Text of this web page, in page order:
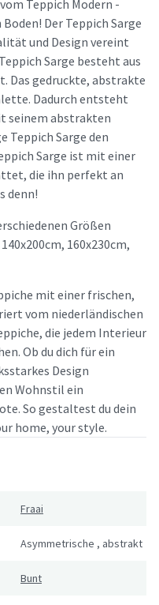
Teppich Modern -
Der Teppich Sarge
und Design vereint
Sarge besteht aus
Das gedruckte, abstrakte
Dadurch entsteht
seinem abstrakten
Teppich Sarge den
Sarge ist mit einer
die ihn perfekt an
denn!
Größen
160x230cm,
mit einer frischen,
vom niederländischen
die jedem Interieur
Ob du dich für ein
Design
Wohnstil ein
So gestaltest du dein
home, your style.
Fraai
Asymmetrische , abstrakt
Bunt